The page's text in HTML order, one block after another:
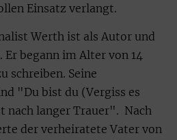
Einsatz verlangt.
Werth ist als Autor und
begann im Alter von 14
schreiben. Seine
"Du bist du (Vergiss es
nach langer Trauer". Nach
der verheiratete Vater von